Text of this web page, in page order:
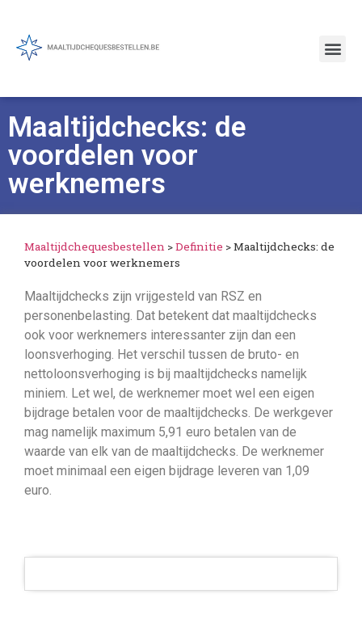
Maaltijdchecks: de
voordelen voor
werknemers
Maaltijdchequesbestellen >Definitie >Maaltijdchecks: de
voordelen voor werknemers
Maaltijdchecks zijn vrijgesteld van RSZ en
personenbelasting. Dat betekent dat maaltijdchecks
ook voor werknemers interessanter zijn dan een
loonsverhoging. Het verschil tussen de bruto- en
nettoloonsverhoging is bij maaltijdchecks namelijk
miniem. Let wel, de werknemer moet wel een eigen
bijdrage betalen voor de maaltijdchecks. De werkgever
mag namelijk maximum 5,91 euro betalen van de
waarde van elk van de maaltijdchecks. De werknemer
moet minimaal een eigen bijdrage leveren van 1,09
euro.